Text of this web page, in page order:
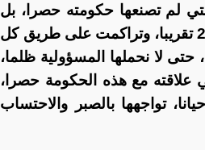
لم تصنعها حكومته حصرا، بل
كانت أزمة قديمة بدأت تدريجيا منذ عام 2010 تقريبا، وتراكمت على طريق كل
لا نحملها المسؤولية ظلما،
علاقته مع هذه الحكومة حصرا،
تواجهها بالصبر والاحتساب